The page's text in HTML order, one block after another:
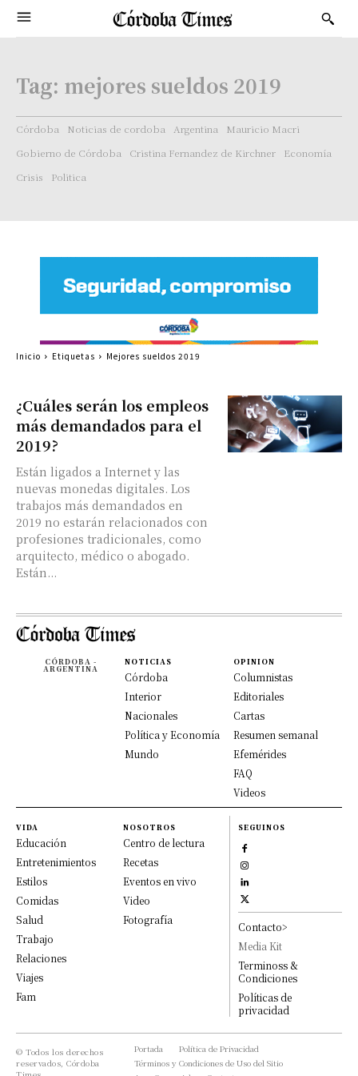
Tag: mejores sueldos 2019
Córdoba Noticias de cordoba Argentina
Mauricio Macri
Gobierno de Córdoba
Cristina Fernandez de Kirchner
Economía
Crisis
Politica
¿Cuáles serán los empleos
más demandados para el
2019?
Están ligados a Internet y las
nuevas monedas digitales. Los
trabajos más demandados en
2019 no estarán relacionados con
profesiones tradicionales, como
arquitecto, médico o abogado.
Están...
Inicio Etiquetas Mejores sueldos 2019
CÓRDOBA -
ARGENTINA
NOTICIAS
Córdoba
Interior
Nacionales
Política y Economía
Mundo
OPINION
Columnistas
Editoriales
Cartas
Resumen semanal
Efemérides
FAQ
Videos
VIDA
Educación
Entretenimientos
Estilos
Comidas
Salud
Trabajo
Relaciones
Viajes
Fam
NOSOTROS
Centro de lectura
Recetas
Eventos en vivo
Video
Fotografía
SEGUINOS
Contacto>
Media Kit
Terminoss &
Condiciones
Políticas de
privacidad
© Todos los derechos
reservados, Córdoba
Portada
Política de Privacidad
Términos y Condiciones de Uso del Sitio